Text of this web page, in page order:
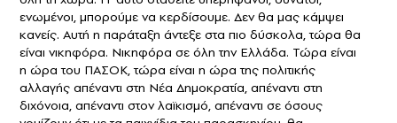
ενωμένοι, μπορούμε να κερδίσουμε. Δεν θα μας κάμψει
κανείς. Αυτή η παράταξη άντεξε στα πιο δύσκολα, τώρα θα
είναι νικηφόρα. Νικηφόρα σε όλη την Ελλάδα. Τώρα είναι
η ώρα του ΠΑΣΟΚ, τώρα είναι η ώρα της πολιτικής
αλλαγής απέναντι στη Νέα Δημοκρατία, απέναντι στη
διχόνοια, απέναντι στον λαϊκισμό, απέναντι σε όσους